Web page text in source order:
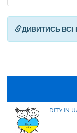
ДИВИТИСЬ ВСІ
DITY IN